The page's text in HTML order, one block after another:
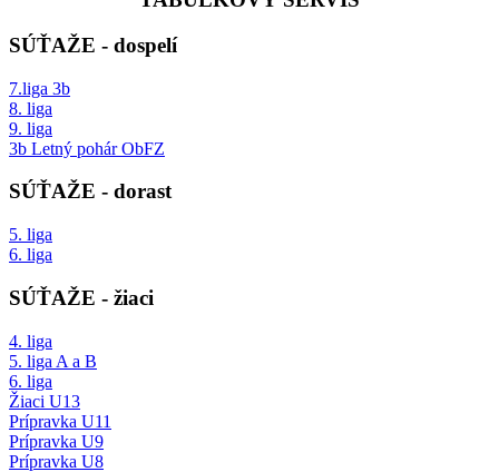
SÚŤAŽE - dospelí
7.liga 3b
8. liga
9. liga
3b Letný pohár ObFZ
SÚŤAŽE - dorast
5. liga
6. liga
SÚŤAŽE - žiaci
4. liga
5. liga A a B
6. liga
Žiaci U13
Prípravka U11
Prípravka U9
Prípravka U8